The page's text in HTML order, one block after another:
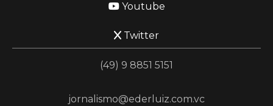
Youtube
Twitter
(49) 9 8851 5151
jornalismo@ederluiz.com.vc